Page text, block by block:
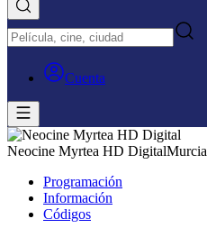
Cuenta
Neocine Myrtea HD DigitalMurcia
Programación
Información
Códigos